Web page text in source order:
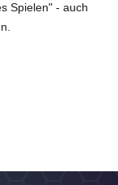
Spielen" - auch